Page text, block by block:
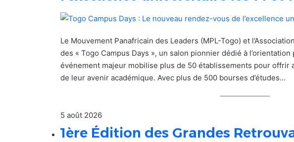
Le Mouvement Panafricain des Leaders (MPL-Togo) et
des « Togo Campus Days », un salon pionnier dédié à
événement majeur mobilise plus de 50 établissements pour offrir
de leur avenir académique. Avec plus de 500 bourses d’études…
5 août 2026
1ère Édition des Grandes